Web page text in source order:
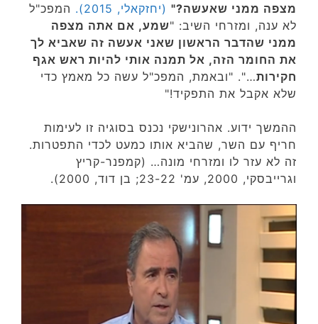
מצפה ממני שאעשה?" (יחזקאלי, 2015).
המפכ"ל
לא ענה, ומזרחי השיב: "שמע, אם אתה מצפה
ממני שהדבר הראשון שאני אעשה זה שאביא לך
את החומר הזה, אל תמנה אותי להיות ראש אגף
חקירות…". "ובאמת, המפכ"ל עשה כל מאמץ כדי
שלא אקבל את התפקיד!"
ההמשך ידוע. אהרונישקי נכנס בסוגיה זו לעימות
חריף עם השר, שהביא אותו כמעט לכדי התפטרות.
זה לא עזר לו ומזרחי מונה… (קמפנר-קריץ
וגרייבסקי, 2000, עמ' 23-22; בן דוד, 2000).